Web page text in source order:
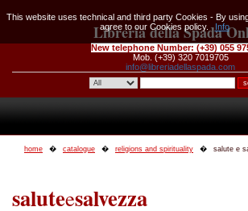
Libreria della Spada
New telephone Number: (+39) 055
Mob. (+39) 320 7019705
info@libreriadellaspada.com
home catalogue religions and spirituality salute e
saluteesalvezza
This website uses technical and third party Cookies - By
agree to our Cookies policy.
Info